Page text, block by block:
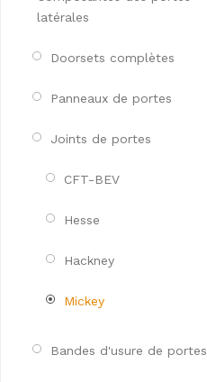
latérales
Doorsets complètes
Panneaux de portes
Joints de portes
CFT-BEV
Hesse
Hackney
Mickey
Bandes d'usure de portes